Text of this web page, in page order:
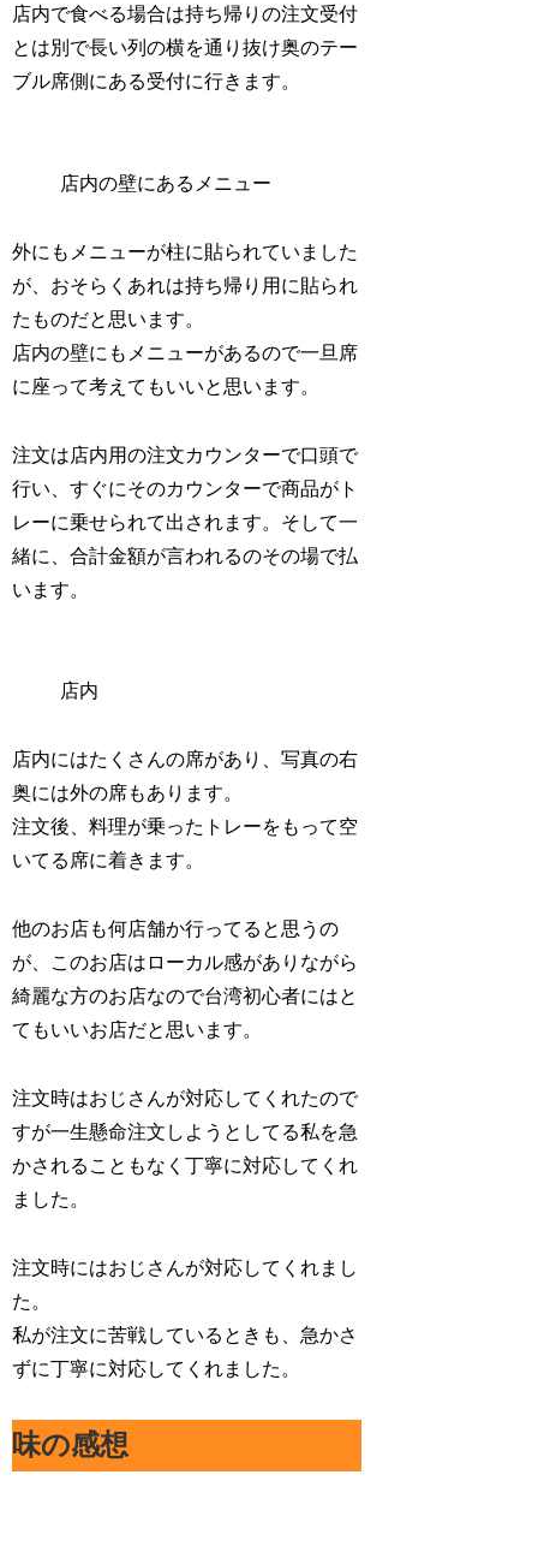
店内で食べる場合は持ち帰りの注文受付
とは別で長い列の横を通り抜け奥のテー
ブル席側にある受付に行きます。
店内の壁にあるメニュー
外にもメニューが柱に貼られていました
が、おそらくあれは持ち帰り用に貼られ
たものだと思います。
店内の壁にもメニューがあるので一旦席
に座って考えてもいいと思います。
注文は店内用の注文カウンターで口頭で
行い、すぐにそのカウンターで商品がト
レーに乗せられて出されます。そして一
緒に、合計金額が言われるのその場で払
います。
店内
店内にはたくさんの席があり、写真の右
奥には外の席もあります。
注文後、料理が乗ったトレーをもって空
いてる席に着きます。
他のお店も何店舗か行ってると思うの
が、このお店はローカル感がありながら
綺麗な方のお店なので台湾初心者にはと
てもいいお店だと思います。
注文時はおじさんが対応してくれたので
すが一生懸命注文しようとしてる私を急
かされることもなく丁寧に対応してくれ
ました。
注文時にはおじさんが対応してくれまし
た。
私が注文に苦戦しているときも、急かさ
ずに丁寧に対応してくれました。
味の感想